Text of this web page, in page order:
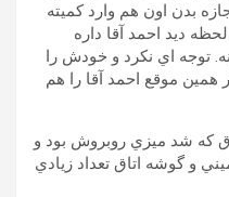
بدن اون هم وارد کميته
ديد احمد آقا داره
توجه اي نکرد و خودش را
همين موقع احمد آقا را هم
که شد ميزي روبروش بود و
و گوشه اتاق تعداد زيادي